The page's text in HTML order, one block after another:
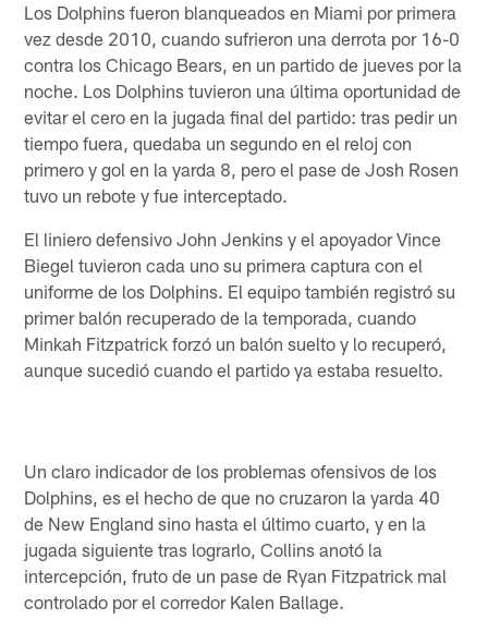
Los Dolphins fueron blanqueados en Miami por primera
vez desde 2010, cuando sufrieron una derrota por 16-0
contra los Chicago Bears, en un partido de jueves por la
noche. Los Dolphins tuvieron una última oportunidad de
evitar el cero en la jugada final del partido: tras pedir un
tiempo fuera, quedaba un segundo en el reloj con
primero y gol en la yarda 8, pero el pase de Josh Rosen
tuvo un rebote y fue interceptado.
El liniero defensivo John Jenkins y el apoyador Vince
Biegel tuvieron cada uno su primera captura con el
uniforme de los Dolphins. El equipo también registró su
primer balón recuperado de la temporada, cuando
Minkah Fitzpatrick forzó un balón suelto y lo recuperó,
aunque sucedió cuando el partido ya estaba resuelto.
Un claro indicador de los problemas ofensivos de los
Dolphins, es el hecho de que no cruzaron la yarda 40
de New England sino hasta el último cuarto, y en la
jugada siguiente tras lograrlo, Collins anotó la
intercepción, fruto de un pase de Ryan Fitzpatrick mal
controlado por el corredor Kalen Ballage.